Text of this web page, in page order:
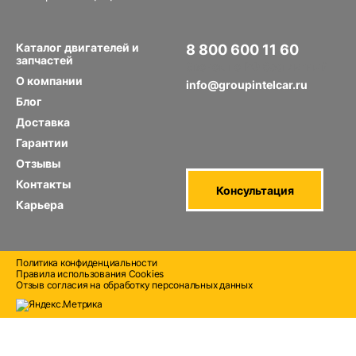
Каталог двигателей и
запчастей
О компании
Блог
Доставка
Гарантии
Отзывы
Контакты
Карьера
8 800 600 11 60
info@groupintelcar.ru
Консультация
Политика конфиденциальности
Правила использования Cооkies
Отзыв согласия на обработку персональных данных